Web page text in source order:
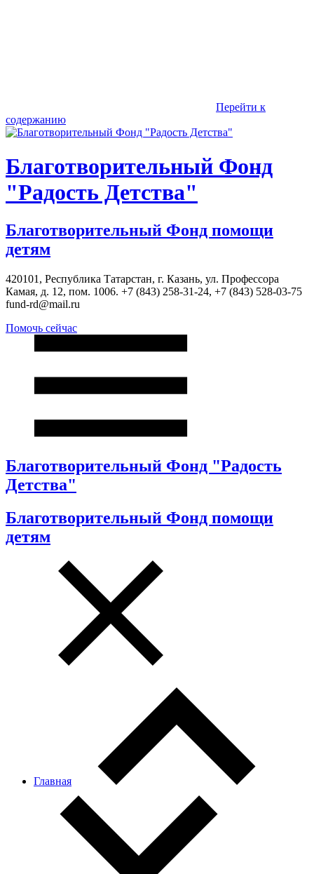
Перейти к
содержанию
Благотворительный Фонд
"Радость Детства"
Благотворительный Фонд помощи
детям
420101, Республика Татарстан, г. Казань, ул. Профессора
Камая, д. 12, пом. 1006. +7 (843) 258-31-24, +7 (843) 528-03-75
fund-rd@mail.ru
Помочь сейчас
Благотворительный Фонд "Радость
Детства"
Благотворительный Фонд помощи
детям
Главная